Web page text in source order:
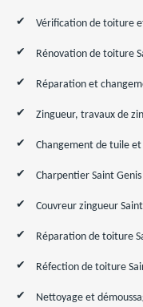
Vérification de toiture
Rénovation de toiture
Réparation et
Zingueur, travaux de
Changement de tuile
Charpentier Saint
Couvreur zingueur
Réparation de toiture
Réfection de toiture
Nettoyage et